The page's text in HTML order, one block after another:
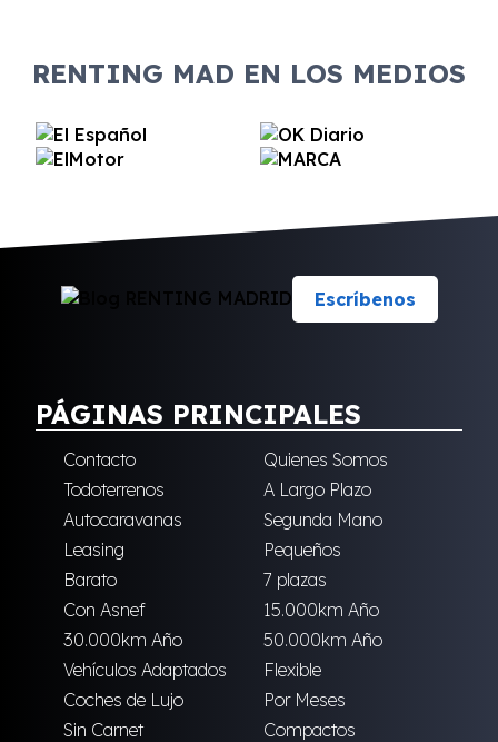
RENTING MAD EN LOS MEDIOS
Escríbenos
PÁGINAS PRINCIPALES
Contacto
Quienes Somos
Todoterrenos
A Largo Plazo
Autocaravanas
Segunda Mano
Leasing
Pequeños
Barato
7 plazas
Con Asnef
15.000km Año
30.000km Año
50.000km Año
Vehículos Adaptados
Flexible
Coches de Lujo
Por Meses
Sin Carnet
Compactos